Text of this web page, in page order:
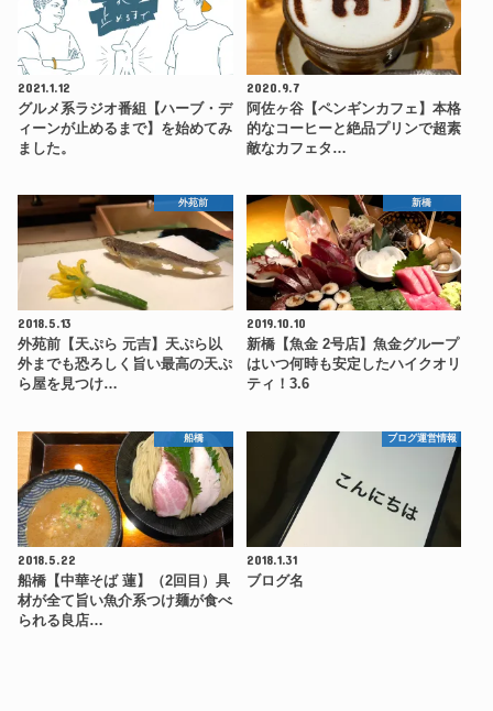
2021.1.12
グルメ系ラジオ番組【ハーブ・デ
ィーンが止めるまで】を始めてみ
ました。
2020.9.7
阿佐ヶ谷【ペンギンカフェ】本格
的なコーヒーと絶品プリンで超素
敵なカフェタ…
外苑前
2018.5.13
外苑前【天ぷら 元吉】天ぷら以
外までも恐ろしく旨い最高の天ぷ
ら屋を見つけ…
新橋
2019.10.10
新橋【魚金 2号店】魚金グループ
はいつ何時も安定したハイクオリ
ティ！3.6
船橋
2018.5.22
船橋【中華そば 蓮】（2回目）具
材が全て旨い魚介系つけ麺が食べ
られる良店…
ブログ運営情報
2018.1.31
ブログ名